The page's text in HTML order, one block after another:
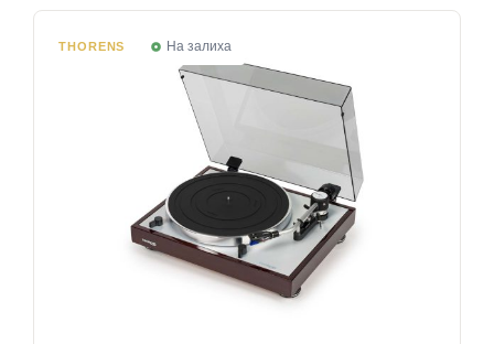
THORENS На залиха